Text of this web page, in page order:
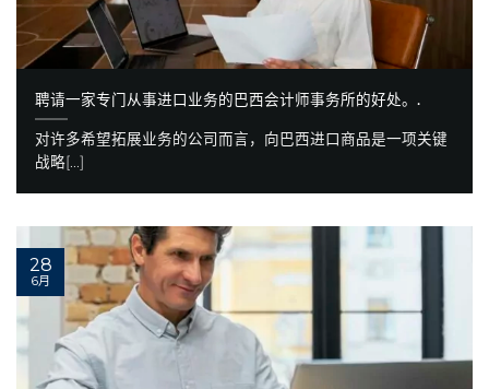
聘请一家专门从事进口业务的巴西会计师事务所的好处。.
对许多希望拓展业务的公司而言，向巴西进口商品是一项关键
战略[...]
28
6月